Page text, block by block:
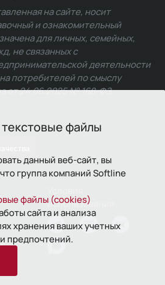
файлы
данный веб-сайт, вы
группа компаний Softline
файлы (cookies)
сайта и анализа
хранения ваших учетных
предпочтений.
на сайте, носит
и ознакомительный
для личных, семейных,
не связанных с
деятельности
потребителей по смыслу
от 24.06.2025 № 168-ФЗ.
использования